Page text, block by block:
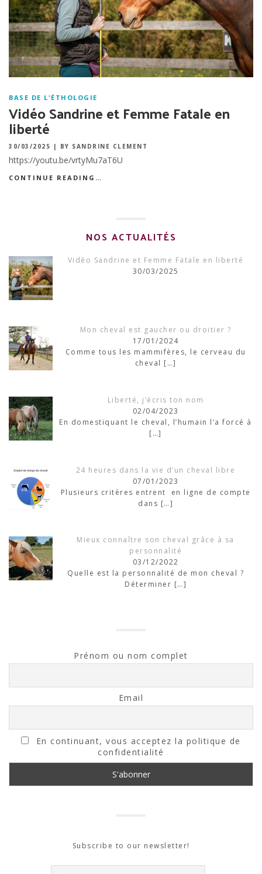
BASE DE L'ÉTHOLOGIE
Vidéo Sandrine et Femme Fatale en
liberté
30/03/2025 | BY SANDRINE CLEMENT
https://youtu.be/vrtyMu7aT6U
CONTINUE READING…
NOS ACTUALITÉS
Vidéo Sandrine et Femme Fatale en liberté
30/03/2025
Mon cheval est gaucher ou droitier ?
17/01/2024
Comme tous les mammifères, le cerveau du
cheval […]
Liberté, j’écris ton nom
02/04/2023
En domestiquant le cheval, l’humain l’a forcé à
[…]
24 heures dans la vie d’un cheval libre
07/01/2023
Plusieurs critères entrent en ligne de compte
dans […]
Mieux connaître son cheval grâce à sa
personnalité
03/12/2022
Quelle est la personnalité de mon cheval ?
Déterminer […]
Prénom ou nom complet
Email
En continuant, vous acceptez la politique de
confidentialité
Subscribe to our newsletter!